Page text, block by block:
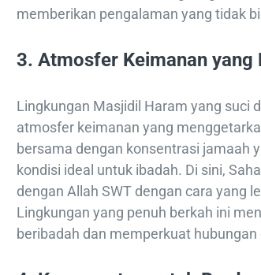
memberikan pengalaman yang tidak
3. Atmosfer Keimanan yang
Lingkungan Masjidil Haram yang suci
atmosfer keimanan yang
bersama dengan konsentrasi jamaah
kondisi ideal untuk ibadah. Di sini,
dengan Allah SWT dengan cara yang
Lingkungan yang penuh berkah ini
beribadah dan memperkuat hubungan